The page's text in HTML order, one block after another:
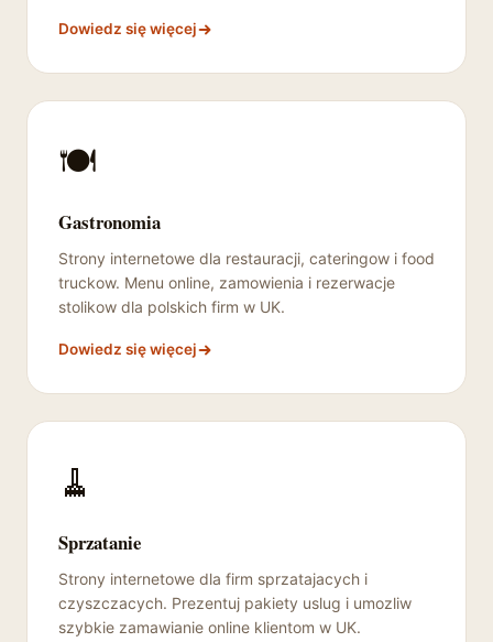
Dowiedz się więcej
🍽️
Gastronomia
Strony internetowe dla restauracji, cateringow i food
truckow. Menu online, zamowienia i rezerwacje
stolikow dla polskich firm w UK.
Dowiedz się więcej
🧹
Sprzatanie
Strony internetowe dla firm sprzatajacych i
czyszczacych. Prezentuj pakiety uslug i umozliw
szybkie zamawianie online klientom w UK.